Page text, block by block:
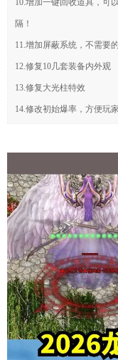
10.增加一键回收道具，可
隔！
11.增加屏蔽系统，不需要
12.修复10几套装备内外观
13.修复大光柱特效
14.修改初始爆率，方便玩